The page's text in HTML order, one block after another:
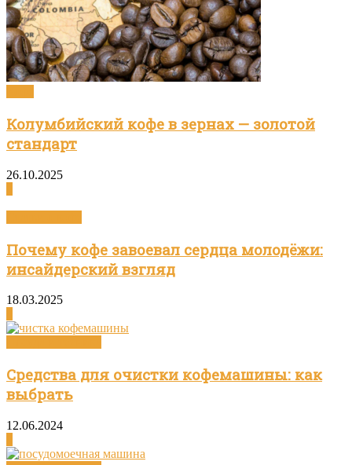
Колумбийский кофе в зернах — золотой
стандарт
26.10.2025
Почему кофе завоевал сердца молодёжи:
инсайдерский взгляд
18.03.2025
Средства для очистки кофемашины: как
выбрать
12.06.2024